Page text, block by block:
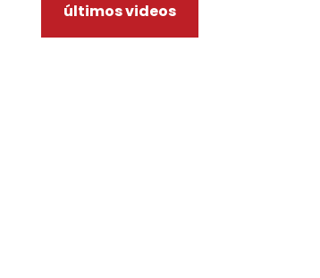
últimos videos